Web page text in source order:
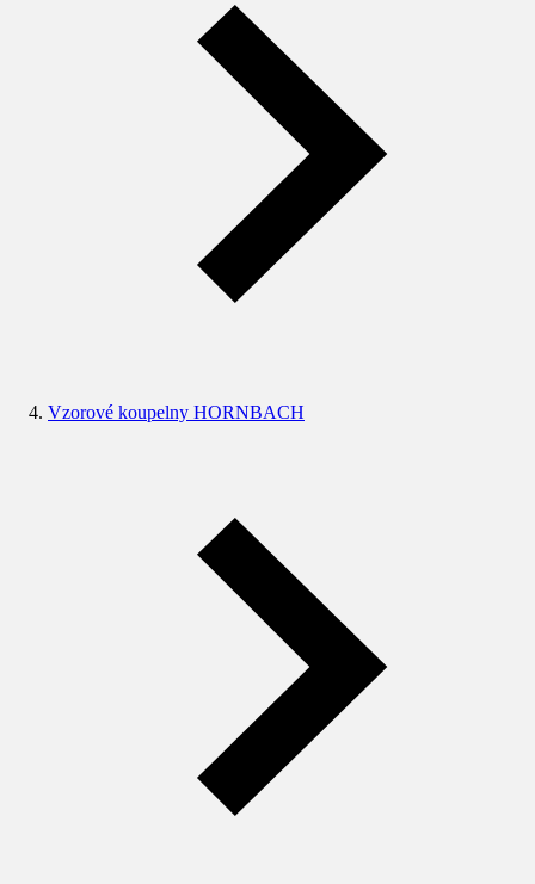
Vzorové koupelny HORNBACH